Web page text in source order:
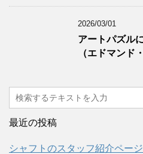
2026/03/01
アートパズル
（エドマンド
最近の投稿
シャフトのスタッフ紹介ペー